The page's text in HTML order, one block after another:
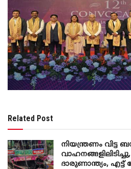
Related Post
നിയന്ത്രണം
വാഹനങ്ങളിലിടിച്ചു,
ദാരുണാന്ത്യം, എട്ട്